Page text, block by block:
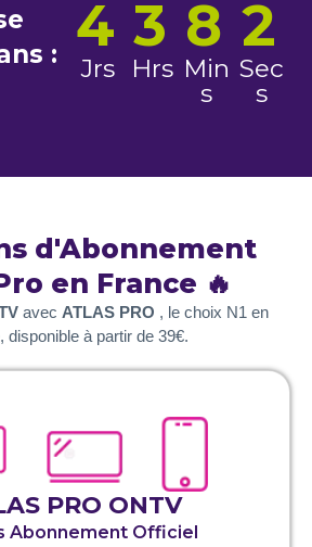
:
4
Jrs
3
Hrs
8
Min
s
1
Sec
s
d'Abonnement
en France 🔥
avec ATLAS PRO , le choix N1 en
disponible à partir de 39€.
PRO ONTV
Abonnement Officiel